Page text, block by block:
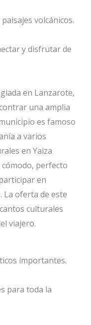
volcánicos.
y disfrutar de
en Lanzarote,
una amplia
es famoso
a varios
en Yaiza
perfecto
en
La oferta de este
culturales
viajero.
importantes.
para toda la